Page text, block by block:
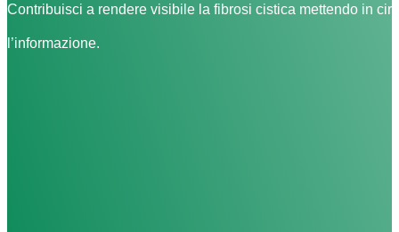
Contribuisci a rendere visibile la fibrosi cistica mettendo in
l’informazione.